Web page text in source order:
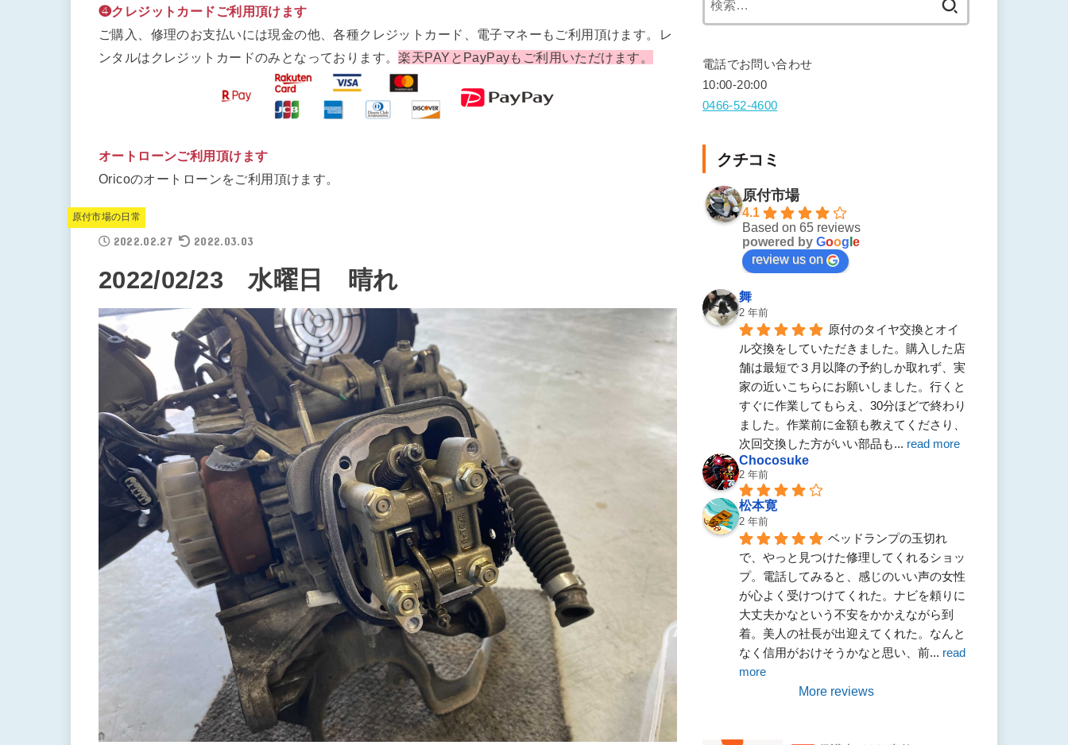
❹クレジットカードご利用頂けます
ご購入、修理のお支払いには現金の他、各種クレジットカード、電子マネーもご利用頂けます。レ
ンタルはクレジットカードのみとなっております。楽天PAYとPayPayもご利用いただけます。
オートローンご利用頂けます
Oricoのオートローンをご利用頂けます。
原付市場の日常
2022.02.27 2022.03.03
2022/02/23 水曜日 晴れ
電話でお問い合わせ
10:00-20:00
0466-52-4600
クチコミ
原付市場
4.1
Based on 65 reviews
powered by Goog e
review us on
舞
2 年前
原付のタイヤ交換とオイ
ル交換をしていただきました。購入した店
舗は最短で３月以降の予約しか取れず、実
家の近いこちらにお願いしました。行くと
すぐに作業してもらえ、30分ほどで終わり
ました。作業前に金額も教えてくださり、
次回交換した方がいい部品も... read more
Chocosuke
2 年前
松本寛
2 年前
ベッドランプの玉切れ
で、やっと見つけた修理してくれるショッ
プ。電話してみると、感じのいい声の女性
が心よく受けつけてくれた。ナビを頼りに
大丈夫かなという不安をかかえながら到
着。美人の社長が出迎えてくれた。なんと
なく信用がおけそうかなと思い、前... read
more
More reviews